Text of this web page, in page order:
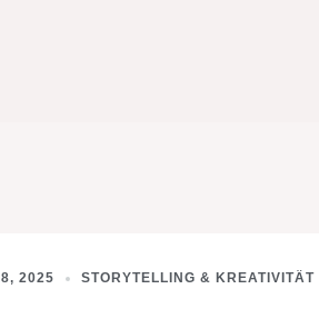
2025 STORYTELLING & KREATIVITÄT